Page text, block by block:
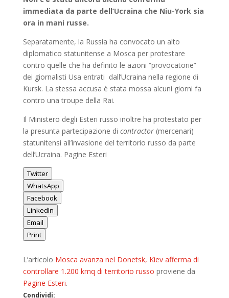
immediata da parte dell’Ucraina che Niu-York sia
ora in mani russe.
Separatamente, la Russia ha convocato un alto
diplomatico statunitense a Mosca per protestare
contro quelle che ha definito le azioni “provocatorie”
dei giornalisti Usa entrati dall’Ucraina nella regione di
Kursk. La stessa accusa è stata mossa alcuni giorni fa
contro una troupe della Rai.
Il Ministero degli Esteri russo inoltre ha protestato per
la presunta partecipazione di contractor(mercenari)
statunitensi all’invasione del territorio russo da parte
dell’Ucraina. Pagine Esteri
Twitter
WhatsApp
Facebook
LinkedIn
Email
Print
L’articolo Mosca avanza nel Donetsk, Kiev afferma di
controllare 1.200 kmq di territorio russo proviene da
Pagine Esteri.
Condividi: